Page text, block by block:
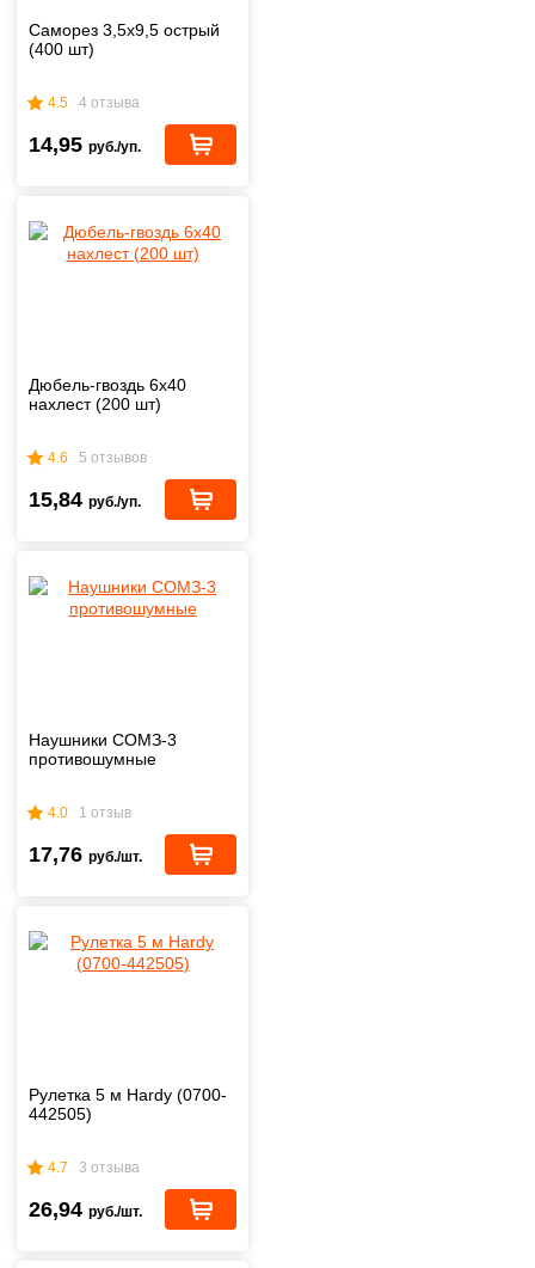
Саморез 3,5x9,5 острый
(400 шт)
4.5 4 отзыва
14,95 руб./уп.
Дюбель-гвоздь 6х40
нахлест (200 шт)
4.6 5 отзывов
15,84 руб./уп.
Наушники СОМЗ-3
противошумные
4.0 1 отзыв
17,76 руб./шт.
Рулетка 5 м Hardy (0700-
442505)
4.7 3 отзыва
26,94 руб./шт.